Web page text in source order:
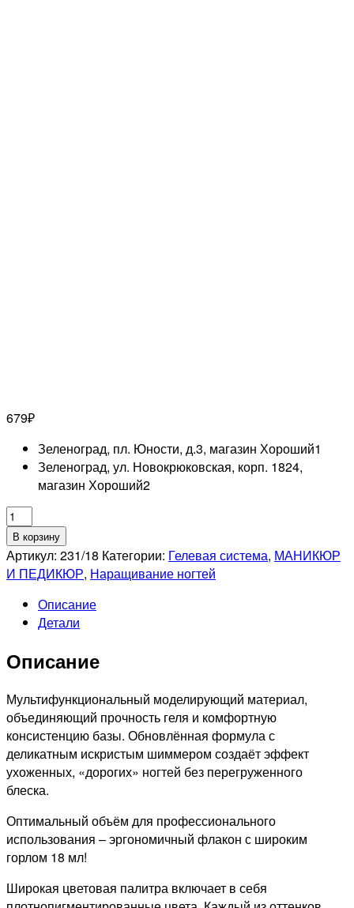
679₽
Зеленоград, пл. Юности, д.3, магазин Хороший1
Зеленоград, ул. Новокрюковская, корп. 1824,
магазин Хороший2
Количество
товара
RUNAL
Жидкий
шиммером
№231,
мл
флакон
В корзину
Артикул: 231/18 Категории: Гелевая система, МАНИКЮР
И ПЕДИКЮР, Наращивание ногтей
Описание
Детали
Описание
Мультифункциональный моделирующий материал,
объединяющий прочность геля и комфортную
консистенцию базы. Обновлённая формула с
деликатным искристым шиммером создаёт эффект
ухоженных, «дорогих» ногтей без перегруженного
блеска.
Оптимальный объём для профессионального
использования – эргономичный флакон с широким
горлом 18 мл!
Широкая цветовая палитра включает в себя